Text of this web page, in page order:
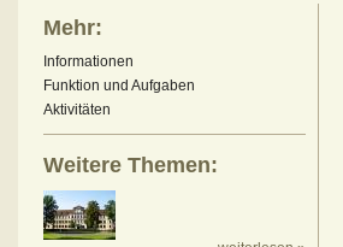
Mehr:
Informationen
Funktion und Aufgaben
Aktivitäten
Weitere Themen: